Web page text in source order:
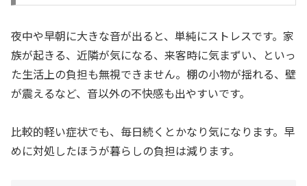
夜中や早朝に大きな音が出ると、単純にストレスです。家
族が起きる、近隣が気になる、来客時に気まずい、といっ
た生活上の負担も無視できません。棚の小物が揺れる、壁
が震えるなど、音以外の不快感も出やすいです。
比較的軽い症状でも、毎日続くとかなり気になります。早
めに対処したほうが暮らしの負担は減ります。